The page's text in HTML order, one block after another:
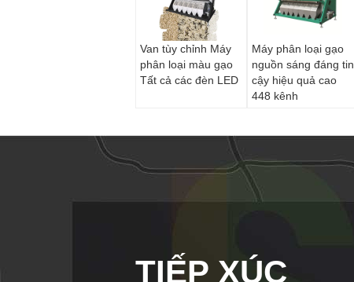
Van tùy chỉnh Máy
phân loại màu gạo
Tất cả các đèn LED
Máy phân loại gạo
nguồn sáng đáng tin
cậy hiệu quả cao
448 kênh
TIẾP XÚC